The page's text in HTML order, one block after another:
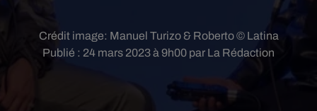
Publié : 24 mars 2023 à 9h00 par La Rédaction
Crédit image: Manuel Turizo & Roberto © Latina